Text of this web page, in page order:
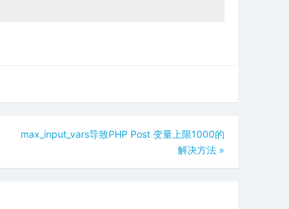
max_input_vars导致PHP Post 变量上限1000的
解决方法 »